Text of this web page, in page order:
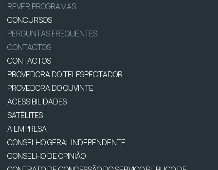
REVER PROGRAMAS
CONCURSOS
PERGUNTAS FREQUENTES
CONTACTOS
CONTACTOS
PROVEDORA DO TELESPECTADOR
PROVEDORA DO OUVINTE
ACESSIBILIDADES
SATÉLITES
A EMPRESA
CONSELHO GERAL INDEPENDENTE
CONSELHO DE OPINIÃO